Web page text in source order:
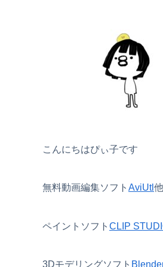
こんにちはぴぃ子です
無料動画編集ソフト AviUtl他
ペイントソフト CLIP
3Dモデリングソフト